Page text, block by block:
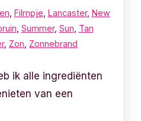
Filmpje Lancaster, New
Summer, Sun Tan
, Zon Zonnebrand
ik alle ingrediënten
van een